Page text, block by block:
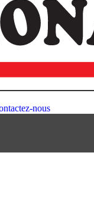
nous